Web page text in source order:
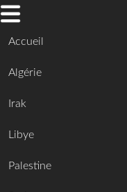
Accueil
Algérie
Irak
Libye
Palestine